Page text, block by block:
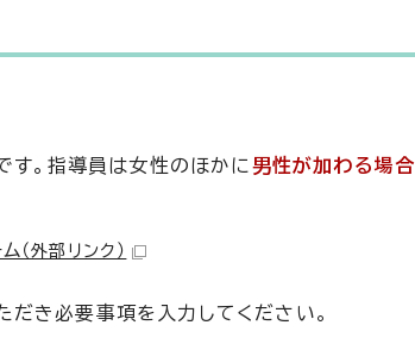
す。指導員は女性のほかに 男性が加わる場合
（外部リンク）
だき必要事項を入力してください。